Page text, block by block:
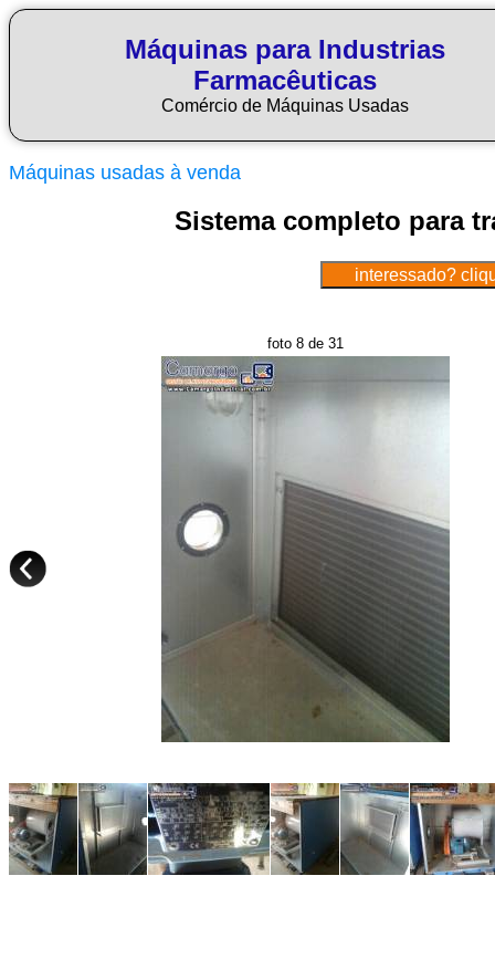
Máquinas para Industrias
Farmacêuticas
Comércio de Máquinas Usadas
Máquinas usadas à venda
Sistema completo para
foto 8 de 31